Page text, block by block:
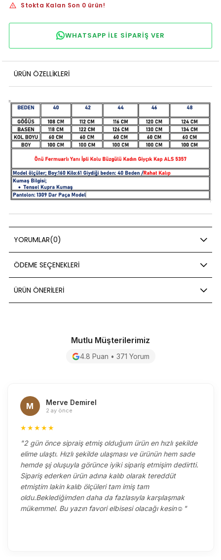
Stokta Kalan Son 0 ürün!
WHATSAPP ILE SIPARIŞ VER
ÜRÜN ÖZELLIKLERI
YORUMLAR(0)
ÖDEME SEÇENEKLERI
ÜRÜN ÖNERILERI
Mutlu Müşterilerimiz
4.8 Puan • 371 Yorum
M Merve Demirel
2 ay önce
★★★★★
"2 gün önce sipraiş etmiş olduğum ürün en hızlı şekilde
elime ulaştı. Hızlı şekilde ulaşması ve ürünün hem sade
hemde şıj oluşuyla görünce iyiki sipariş etmişim dedirtti.
Sipariş ederken ürün adına kalıb olarak tereddüt
etmiştim lakin kalıb ölçüleri tam imiş tam
oldu.Beklediğimden daha da fazlasıyla karşılaşmak
mükemmel. Bu yazın favori elbisesi olacağı kesin☺️"